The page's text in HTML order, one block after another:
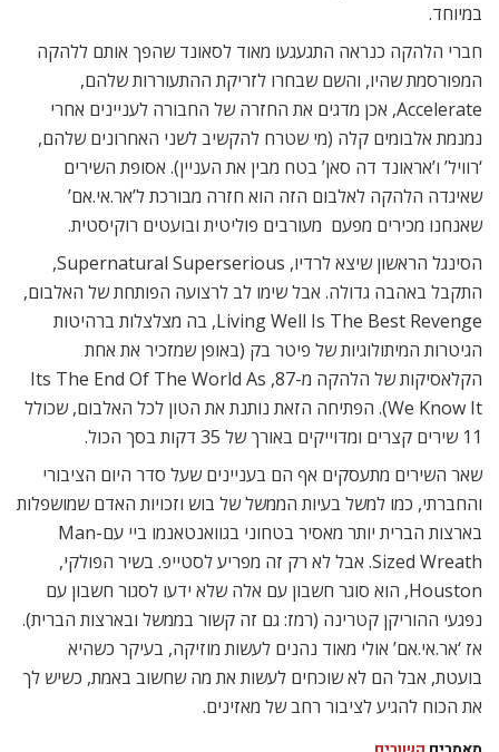
במיוחד.
חברי הלהקה כנראה התגעגעו מאוד לסאונד שהפך אותם ללהקה
המפורסמת שהיו, והשם שבחרו לזריקת ההתעוררות שלהם,
Accelerate, אכן מדגים את החזרה של החבורה לעניינים אחרי
נמנמת אלבומים קלה (מי שטרח להקשיב לשני האחרונים שלהם,
‘רוויל’ ו’אראונד דה סאן’ בטח מבין את העניין). אסופת השירים
שאיגדה הלהקה לאלבום הזה הוא חזרה מבורכת ל’אר.אי.אם’
שאנחנו מכירים מפעם  מעורבים פוליטית ובועטים רוקיסטית.
הסינגל הראשון שיצא לרדיו, Supernatural Superserious,
התקבל באהבה גדולה. אבל שימו לב לרצועה הפותחת של האלבום,
Living Well Is The Best Revenge, בה מצלצלות ברהיטות
הגיטרות המיתולוגיות של פיטר בק (באופן שמזכיר את אחת
הקלאסיקות של הלהקה מ-87, Its The End Of The World As
We Know It). הפתיחה הזאת נותנת את הטון לכל האלבום, שכולל
11 שירים קצרים ומדוייקים באורך של 35 דקות בסך הכול.
שאר השירים מתעסקים אף הם בעניינים שעל סדר היום הציבורי
והחברתי, כמו למשל בעיות הממשל של בוש וזכויות האדם שמושפלות
בארצות הברית יותר מאסיר בטחוני בגוואנטאנמו ביי עםMan-
Sized Wreath. אבל לא רק זה מפריע לסטייפ. בשיר הפולקי,
Houston, הוא סוגר חשבון עם אלה שלא ידעו לסגור חשבון עם
נפגעי ההוריקן קטרינה (רמז: גם זה קשור בממשל ובארצות הברית).
אז ‘אר.אי.אם’ אולי מאוד נהנים לעשות מוזיקה, בעיקר כשהיא
בועטת, אבל הם לא שוכחים לעשות את מה שחשוב באמת, כשיש לך
את הכוח להגיע לציבור רחב של מאזינים.